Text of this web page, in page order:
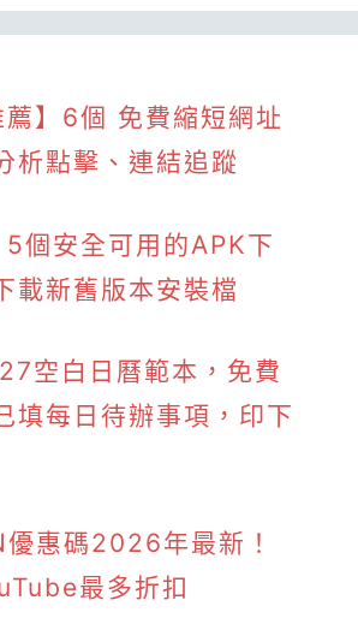
薦】6個 免費縮短網址
析點擊、連結追蹤
5個安全可用的APK下
載新舊版本安裝檔
空白日曆範本，免費
填每日待辦事項，印下
惠碼2026年最新！
最多折扣